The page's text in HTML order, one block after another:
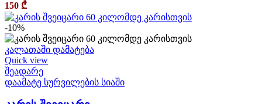
150 ₾
-10%
კალათაში დამატება
Quick view
შეადარე
დაამატე სურვილების სიაში